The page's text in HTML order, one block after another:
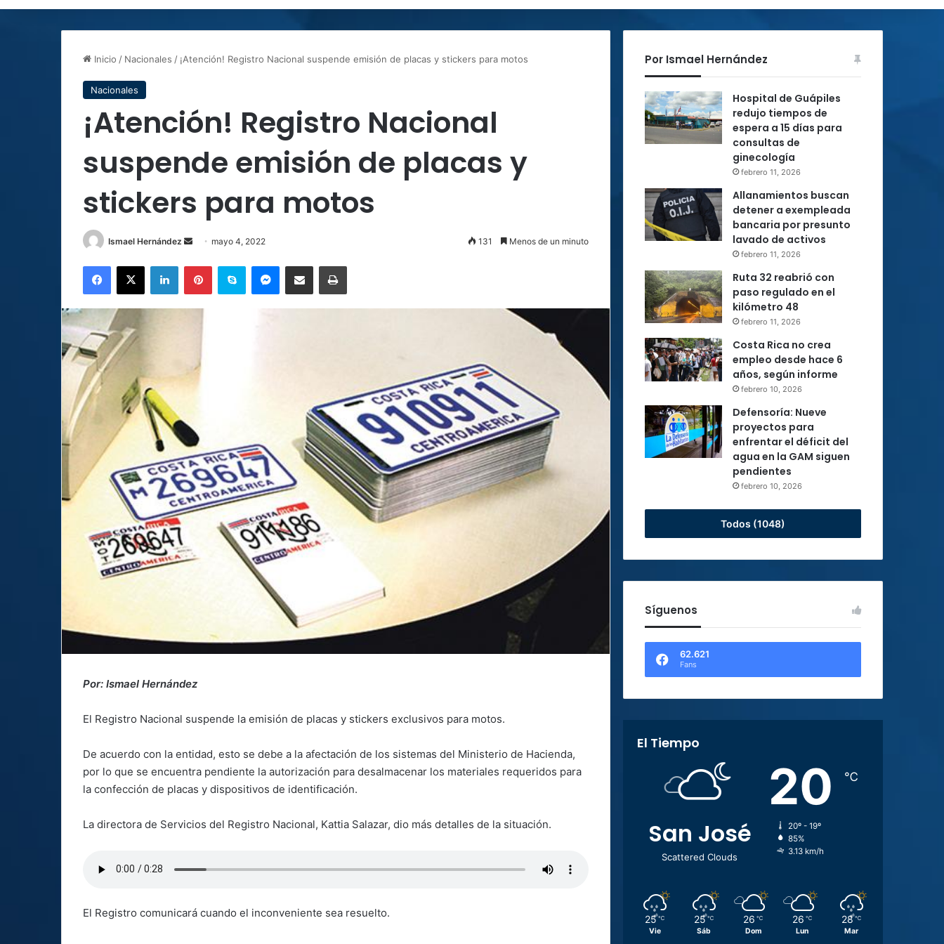
Inicio / Nacionales / ¡Atención! Registro Nacional suspende emisión de placas y stickers para motos
Nacionales
¡Atención! Registro Nacional
suspende emisión de placas y
stickers para motos
Ismael Hernández
Send
email
mayo 4, 2022 131 Menos de un minuto
Facebook
X LinkedInPinterestSkype MessengerCompartir por correo electrónicoImprimir
Por: Ismael Hernández
El Registro Nacional suspende la emisión de placas y stickers exclusivos para motos.
De acuerdo con la entidad, esto se debe a la afectación de los sistemas del Ministerio de Hacienda,
por lo que se encuentra pendiente la autorización para desalmacenar los materiales requeridos para
la confección de placas y dispositivos de identificación.
La directora de Servicios del Registro Nacional, Kattia Salazar, dio más detalles de la situación.
El Registro comunicará cuando el inconveniente sea resuelto.
Por Ismael Hernández
Hospital de Guápiles
redujo tiempos de
espera a 15 días para
consultas de
ginecología
febrero 11, 2026
Allanamientos buscan
detener a exempleada
bancaria por presunto
lavado de activos
febrero 11, 2026
Ruta 32 reabrió con
paso regulado en el
kilómetro 48
febrero 11, 2026
Costa Rica no crea
empleo desde hace 6
años, según informe
febrero 10, 2026
Defensoría: Nueve
proyectos para
enfrentar el déficit del
agua en la GAM siguen
pendientes
febrero 10, 2026
Todos (1048)
Síguenos
62.621
Fans
El Tiempo
San José
Scattered Clouds
20 ℃
20º - 19º
85%
3.13 km/h
25 ℃
Vie
25 ℃
Sáb
26 ℃
Dom
26 ℃
Lun
28 ℃
Mar